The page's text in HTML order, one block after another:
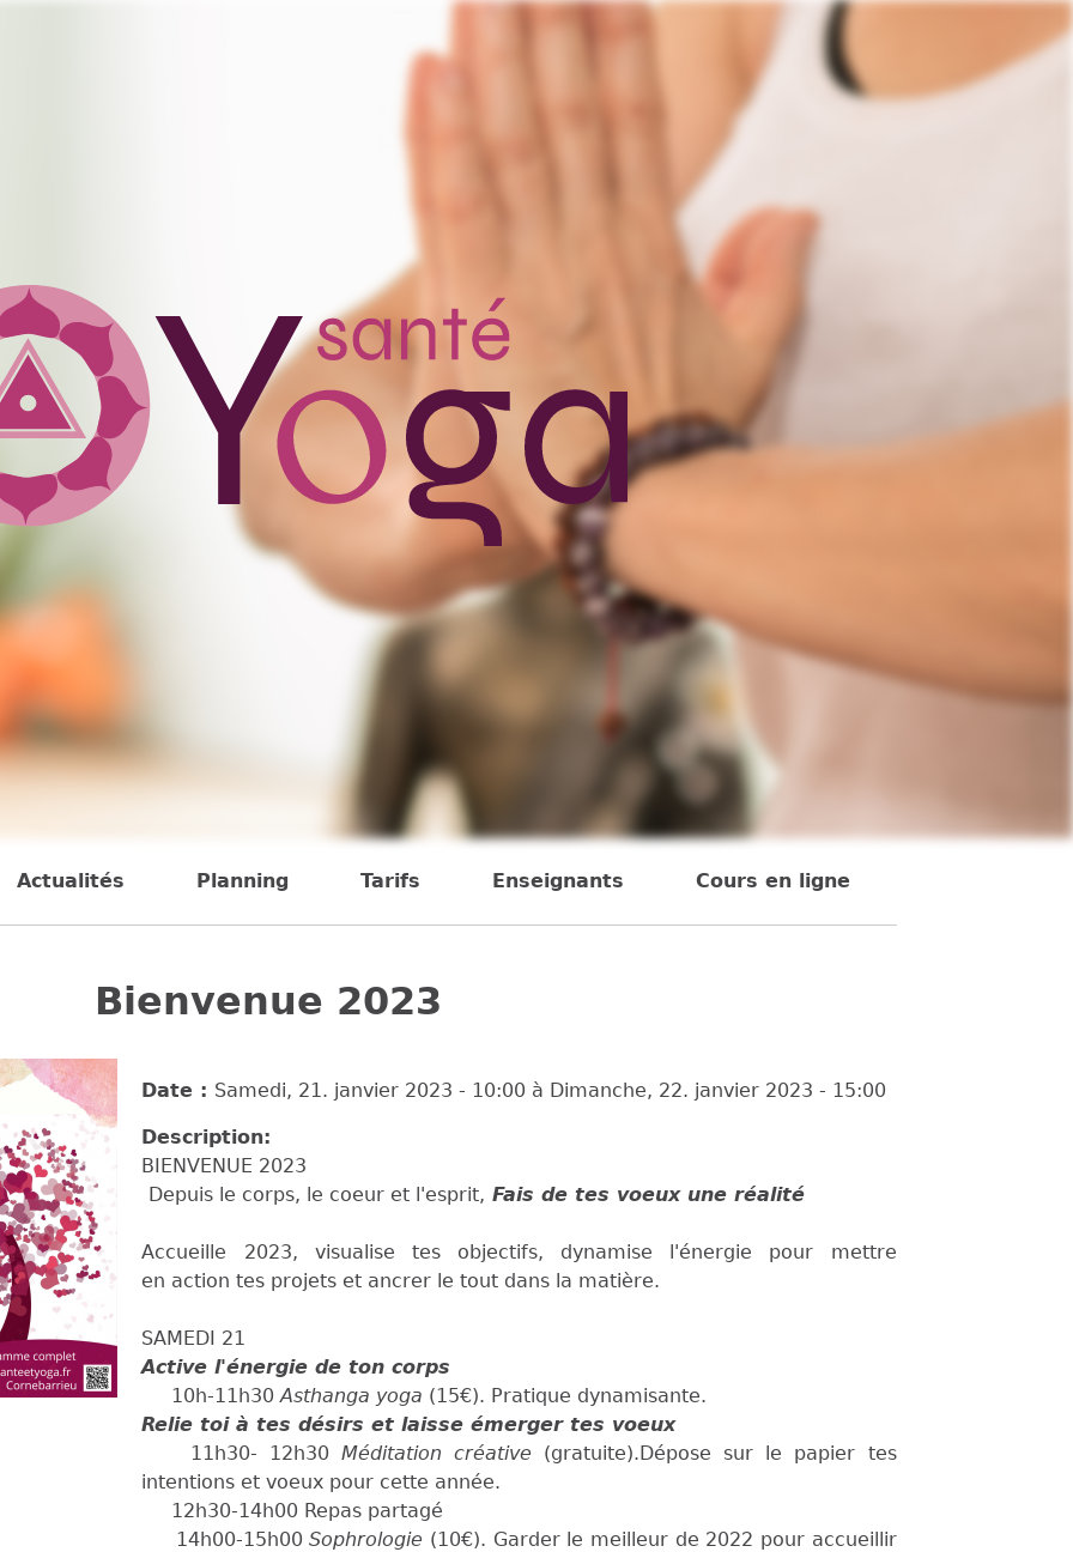
Bienvenue 2023
Date : Samedi, 21. janvier 2023 - 10:00 à Dimanche, 22. janvier 2023 - 15:00
Description:
BIENVENUE 2023
Depuis le corps, le coeur et l'esprit, Fais de tes voeux une réalité
Accueille 2023, visualise tes objectifs, dynamise l'énergie pour mettre
en action tes projets et ancrer le tout dans la matière.
SAMEDI 21
Active l'énergie de ton corps
10h-11h30 Asthanga yoga (15€). Pratique dynamisante.
Relie toi à tes désirs et laisse émerger tes voeux
11h30- 12h30 Méditation créative (gratuite).Dépose sur le papier tes
intentions et voeux pour cette année.
12h30-14h00 Repas partagé
14h00-15h00Sophrologie (10€). Garder le meilleur de 2022 pour accueillir
Actualités Planning Tarifs Enseignants Cours en ligne